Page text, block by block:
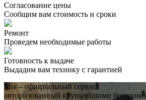
Согласование цены
Сообщим вам стоимость и сроки
Ремонт
Проведем необходимые работы
Готовность к выдаче
Выдадим вам технику с гарантией
Мы – официальный сервис,
авторизованный крупнейшими брендами